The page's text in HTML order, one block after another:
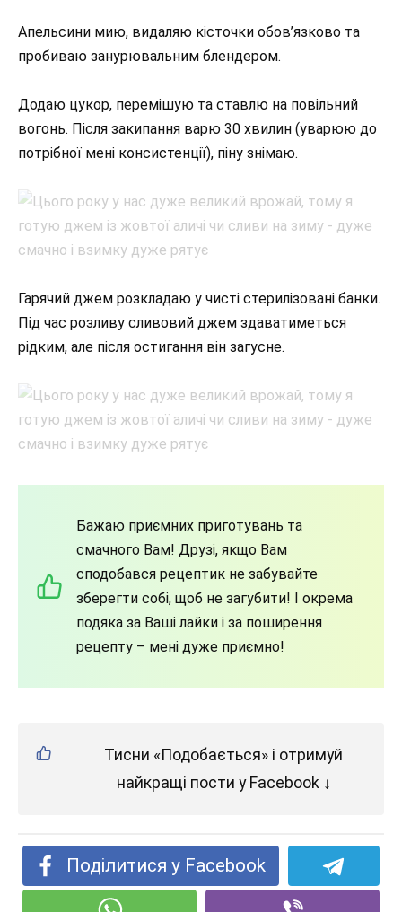
Апельсини мию, видаляю кісточки обов’язково та
пробиваю занурювальним блендером.
Додаю цукор, перемішую та ставлю на повільний
вогонь. Після закипання варю 30 хвилин (уварюю до
потрібної мені консистенції), піну знімаю.
Гарячий джем розкладаю у чисті стерилізовані банки.
Під час розливу сливовий джем здаватиметься
рідким, але після остигання він загусне.
Бажаю приємних приготувань та
смачного Вам! Друзі, якщо Вам
сподобався рецептик не забувайте
зберегти собі, щоб не загубити! І окрема
подяка за Ваші лайки і за поширення
рецепту – мені дуже приємно!
Тисни «Подобається» і отримуй
найкращі пости у Facebook ↓
Поділитися у Facebook